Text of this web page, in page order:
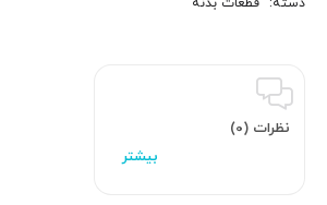
نظرات (0)